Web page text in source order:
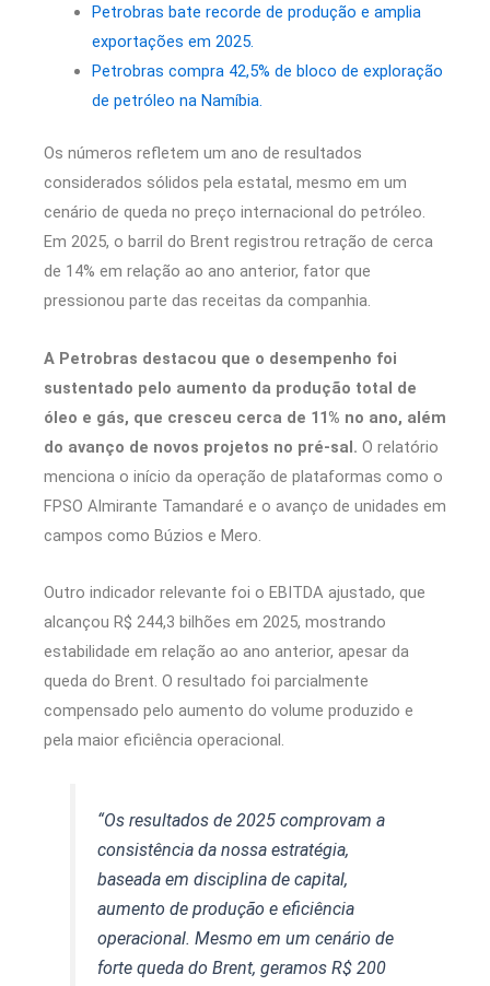
Petrobras bate recorde de produção e amplia
exportações em 2025.
Petrobras compra 42,5% de bloco de exploração
de petróleo na Namíbia.
Os números refletem um ano de resultados
considerados sólidos pela estatal, mesmo em um
cenário de queda no preço internacional do petróleo.
Em 2025, o barril do Brent registrou retração de cerca
de 14% em relação ao ano anterior, fator que
pressionou parte das receitas da companhia.
A Petrobras destacou que o desempenho foi
sustentado pelo aumento da produção total de
óleo e gás, que cresceu cerca de 11% no ano, além
do avanço de novos projetos no pré-sal. O relatório
menciona o início da operação de plataformas como o
FPSO Almirante Tamandaré e o avanço de unidades em
campos como Búzios e Mero.
Outro indicador relevante foi o EBITDA ajustado, que
alcançou R$ 244,3 bilhões em 2025, mostrando
estabilidade em relação ao ano anterior, apesar da
queda do Brent. O resultado foi parcialmente
compensado pelo aumento do volume produzido e
pela maior eficiência operacional.
“Os resultados de 2025 comprovam a
consistência da nossa estratégia,
baseada em disciplina de capital,
aumento de produção e eficiência
operacional. Mesmo em um cenário de
forte queda do Brent, geramos R$ 200